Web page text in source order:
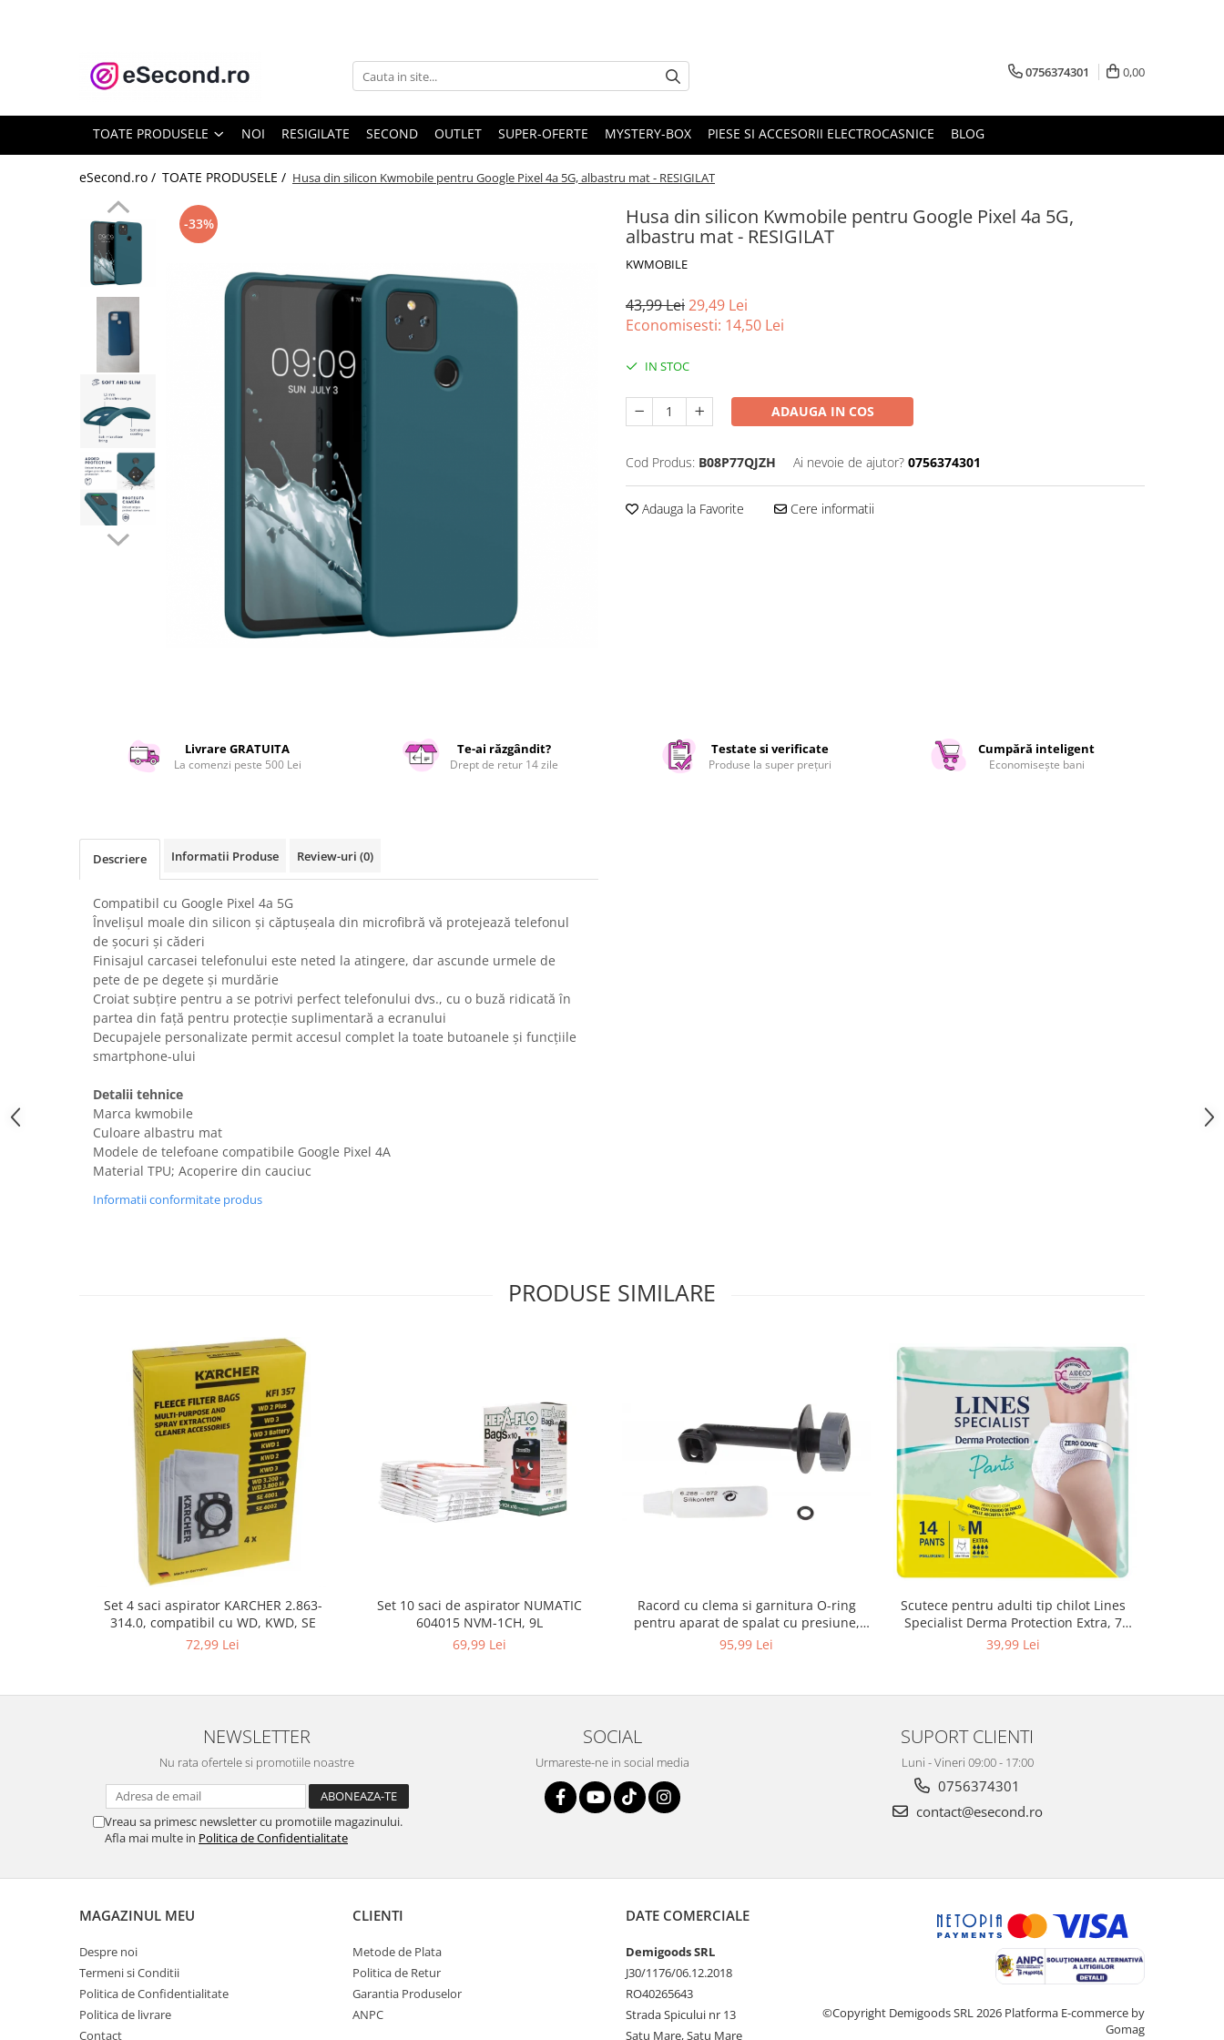
TOATE PRODUSELE
Accesorii Auto
Covorase auto
Echipamente pentru Atelier
Electronice Auto
Intretinere & Cosmetica auto
Reparatii si echipamente auto
Trotinete electrice
Casa, Gradina & Bricolaj
Bucatarie & Servire
Curatenie si intretinere
Hobby-uri creative
Iluminat & Electrice
Scule electrice si unelte
Silicon, spume si solutii tehnice
Uscatoare rufe
Utilaje si materiale de constructii
Laptop, Tablete & Telefoane
Accesorii tablete
Laptopuri si Accesorii
Telefoane Mobile & accesorii
Wearable & Gadgeturi
Electrocasnice & Climatizare
Accesorii si piese masini spalat
rufe si uscatoare
Aparate Frigorifice
Aparate Racire Aer
Aragaze si cuptoare cu microunde
Cutii, curele si accesorii ceasuri
Genti si accesorii barbati
Genti si accesorii femei
Imbracaminte barbati
Imbracaminte femei
Imbracaminte si Incaltaminte copii
Ochelari de vedere
Console, Jocuri & Accesorii
Accesorii aparate de ras electrice
Accesorii aparate hair styling
Aparate & Accesorii ingrijire
Aparate cosmetice
Consumabile sanitare
Cosmetice si produse ingrijire
Igiena dentara
Jucarii, Copii & Bebe
Camera copilului
Hrana bebelusi
0756374301 0,00
TOATE PRODUSELE NOI RESIGILATE SECOND OUTLET SUPER-OFERTE MYSTERY-BOX PIESE SI ACCESORII ELECTROCASNICE BLOG
eSecond.ro / TOATE PRODUSELE / Husa din silicon Kwmobile pentru Google Pixel 4a 5G, albastru mat - RESIGILAT
Husa din silicon Kwmobile pentru Google Pixel 4a 5G,
albastru mat - RESIGILAT
KWMOBILE
-33%
43,99 Lei29,49 Lei
Economisesti: 14,50 Lei
IN STOC
ADAUGA IN COS
Cod Produs: B08P77QJZH Ai nevoie de ajutor? 0756374301
Adauga la Favorite Cere informatii
Livrare GRATUITA
La comenzi peste 500 Lei
Te-ai răzgândit?
Drept de retur 14 zile
Testate si verificate
Produse la super prețuri
Cumpără inteligent
Economisește bani
Descriere Informatii Produse Review-uri (0)
Compatibil cu Google Pixel 4a 5G
Învelișul moale din silicon și căptușeala din microfibră vă protejează telefonul
de șocuri și căderi
Finisajul carcasei telefonului este neted la atingere, dar ascunde urmele de
pete de pe degete și murdărie
Croiat subțire pentru a se potrivi perfect telefonului dvs., cu o buză ridicată în
partea din față pentru protecție suplimentară a ecranului
Decupajele personalizate permit accesul complet la toate butoanele și funcțiile
smartphone-ului
Detalii tehnice
Marca kwmobile
Culoare albastru mat
Modele de telefoane compatibile Google Pixel 4A
Material TPU; Acoperire din cauciuc
Informatii conformitate produs
PRODUSE SIMILARE
Set 4 saci aspirator KARCHER 2.863-
314.0, compatibil cu WD, KWD, SE
72,99 Lei
Set 10 saci de aspirator NUMATIC
604015 NVM-1CH, 9L
69,99 Lei
Racord cu clema si garnitura O-ring
pentru aparat de spalat cu presiune,
KARCHER 4.064-047.0, K2, K3, K4
95,99 Lei
Scutece pentru adulti tip chilot Lines
Specialist Derma Protection Extra, 7
picaturi, marimea M, 14 bucati
39,99 Lei
NEWSLETTER
Nu rata ofertele si promotiile noastre
Vreau sa primesc newsletter cu promotiile magazinului.
Afla mai multe in Politica de Confidentialitate
SOCIAL
Urmareste-ne in social media
SUPORT CLIENTI
Luni - Vineri 09:00 - 17:00
0756374301
contact@esecond.ro
MAGAZINUL MEU
Despre noi
Termeni si Conditii
Politica de Confidentialitate
Politica de livrare
Contact
CLIENTI
Metode de Plata
Politica de Retur
Garantia Produselor
ANPC
DATE COMERCIALE
Demigoods SRL
J30/1176/06.12.2018
RO40265643
Strada Spicului nr 13
Satu Mare, Satu Mare
©Copyright Demigoods SRL 2026 Platforma E-commerce by
Gomag